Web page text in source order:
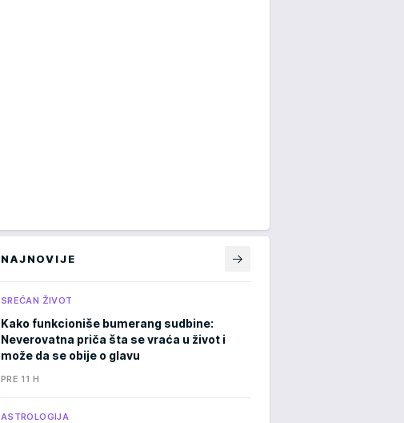
NAJNOVIJE
SREĆAN ŽIVOT
Kako funkcioniše bumerang sudbine:
Neverovatna priča šta se vraća u život i
može da se obije o glavu
PRE 11 H
ASTROLOGIJA